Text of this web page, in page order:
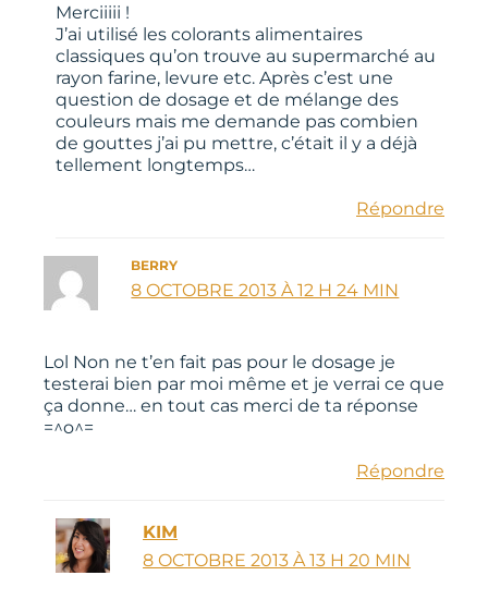
Merciiiii !
J’ai utilisé les colorants alimentaires
classiques qu’on trouve au supermarché au
rayon farine, levure etc. Après c’est une
question de dosage et de mélange des
couleurs mais me demande pas combien
de gouttes j’ai pu mettre, c’était il y a déjà
tellement longtemps…
Répondre
BERRY
8 OCTOBRE 2013 À 12 H 24 MIN
Lol Non ne t’en fait pas pour le dosage je
testerai bien par moi même et je verrai ce que
ça donne… en tout cas merci de ta réponse
=^o^=
Répondre
KIM
8 OCTOBRE 2013 À 13 H 20 MIN